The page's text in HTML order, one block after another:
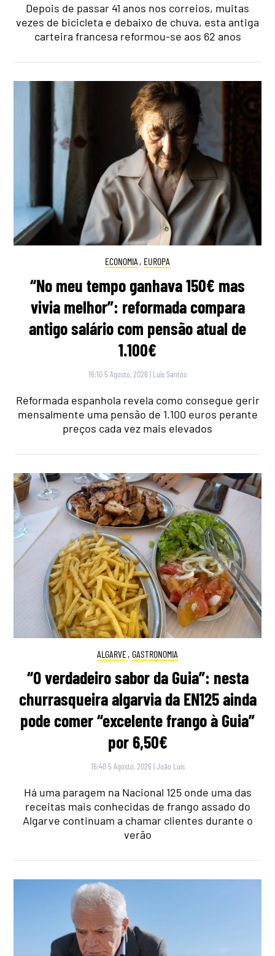
Depois de passar 41 anos nos correios, muitas
vezes de bicicleta e debaixo de chuva, esta antiga
carteira francesa reformou-se aos 62 anos
ECONOMIA , EUROPA
“No meu tempo ganhava 150€ mas
vivia melhor”: reformada compara
antigo salário com pensão atual de
1.100€
16:10 5 Agosto, 2026 | Luís Santos
Reformada espanhola revela como consegue gerir
mensalmente uma pensão de 1.100 euros perante
preços cada vez mais elevados
ALGARVE, GASTRONOMIA
“O verdadeiro sabor da Guia”: nesta
churrasqueira algarvia da EN125 ainda
pode comer “excelente frango à Guia”
por 6,50€
16:40 5 Agosto, 2026 |João Luís
Há uma paragem na Nacional 125 onde uma das
receitas mais conhecidas de frango assado do
Algarve continuam a chamar clientes durante o
verão